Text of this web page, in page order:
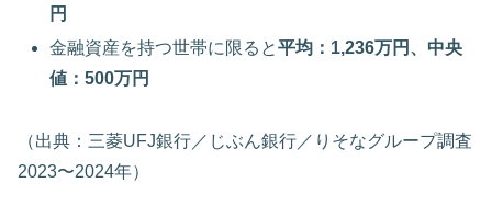
円
金融資産を持つ世帯に限ると平均：1,236万円、中央
値：500万円
（出典：三菱UFJ銀行／じぶん銀行／りそなグループ調査
2023〜2024年）